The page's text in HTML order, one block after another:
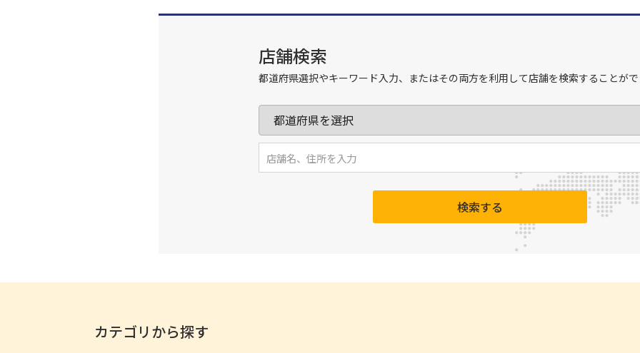
店舗検索
都道府県選択やキーワード入力、またはその両方を利用して店舗を検索することが
検索する
カテゴリから探す